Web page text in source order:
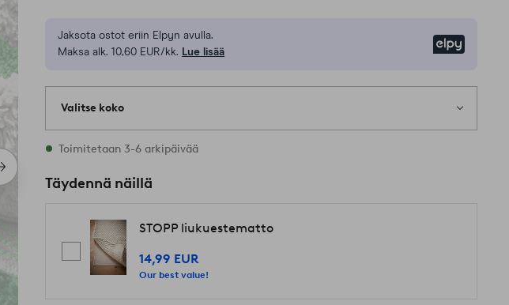
Jaksota ostot eriin Elpyn avulla.
Maksa alk. 10,60 EUR/kk. Lue lisää
Valitse koko
2 varastossa olevat koot
Toimitetaan 3-6 arkipäivää
Täydennä näillä
STOPP liukuestematto
14,99 EUR
Our best value!